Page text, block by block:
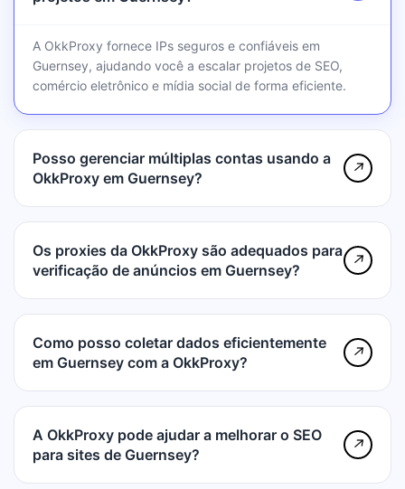
A OkkProxy fornece IPs seguros e confiáveis em
Guernsey, ajudando você a escalar projetos de SEO,
comércio eletrônico e mídia social de forma eficiente.
Posso gerenciar múltiplas contas usando a
OkkProxy em Guernsey?
↗
Os proxies da OkkProxy são adequados para
verificação de anúncios em Guernsey?
↗
Como posso coletar dados eficientemente
em Guernsey com a OkkProxy?
↗
A OkkProxy pode ajudar a melhorar o SEO
para sites de Guernsey?
↗